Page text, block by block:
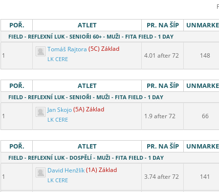
POŘ. ATLET PR. NA ŠÍP
FIELD - REFLEXNÍ LUK - SENIOŘI 60+ - MUŽI - FITA FIELD - 1 DAY
1
Tomáš Rajtora (5C) Základ
LK CERE 4.01 after 72 148
POŘ. ATLET PR. NA ŠÍP
FIELD - REFLEXNÍ LUK - SENIOŘI - MUŽI - FITA FIELD - 1 DAY
1
Jan Skojo(5A) Základ
LK CERE 1.9 after 72 66
POŘ. ATLET PR. NA ŠÍP
FIELD - REFLEXNÍ LUK - DOSPĚLÍ - MUŽI - FITA FIELD - 1 DAY
1
David Henžlík(1A) Základ
LK CERE 3.74 after 72 141